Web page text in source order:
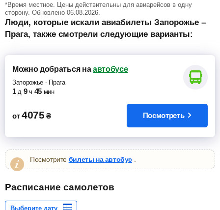
*Время местное. Цены действительны для авиарейсов в одну
сторону. Обновлено 06.08.2026.
Люди, которые искали авиабилеты Запорожье –
Прага, также смотрели следующие варианты:
Можно добратьсяна автобусе
Запорожье - Прага
1 д 9 ч 45 мин
от 4075 ₴ Посмотреть
Посмотрите билеты на автобус
Расписание самолетов